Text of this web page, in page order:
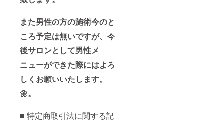
また男性の方の施術今のと
ころ予定は無いですが、今
後サロンとして男性メ
ニューができた際にはよろ
しくお願いいたします。
🌼。
■ 特定商取引法に関する記